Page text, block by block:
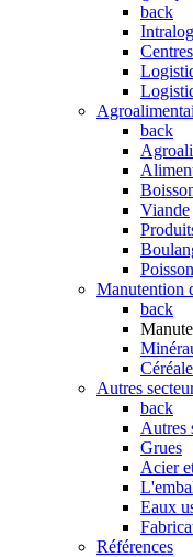
back
back
Viande
Manutention
back
Autres
back
Autres
Grues
Acier
Eaux
Références